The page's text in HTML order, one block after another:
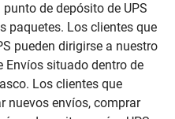
de depósito de UPS
paquetes. Los clientes que
pueden dirigirse a nuestro
Envíos situado dentro de
Los clientes que
nuevos envíos, comprar